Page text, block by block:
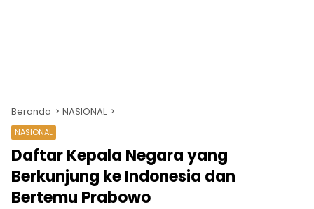
Beranda NASIONAL
NASIONAL
Daftar Kepala Negara yang
Berkunjung ke Indonesia dan
Bertemu Prabowo